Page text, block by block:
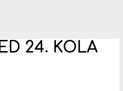
24. KOLA